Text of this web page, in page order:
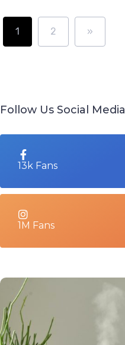
1 2 »
Follow Us Social Media
13k Fans
1M Fans